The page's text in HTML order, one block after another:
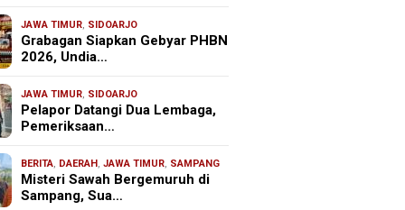
JAWA TIMUR, SIDOARJO
Grabagan Siapkan Gebyar PHBN
2026, Undia…
JAWA TIMUR, SIDOARJO
Pelapor Datangi Dua Lembaga,
Pemeriksaan…
BERITA, DAERAH,JAWA TIMUR, SAMPANG
Misteri Sawah Bergemuruh di
Sampang, Sua…